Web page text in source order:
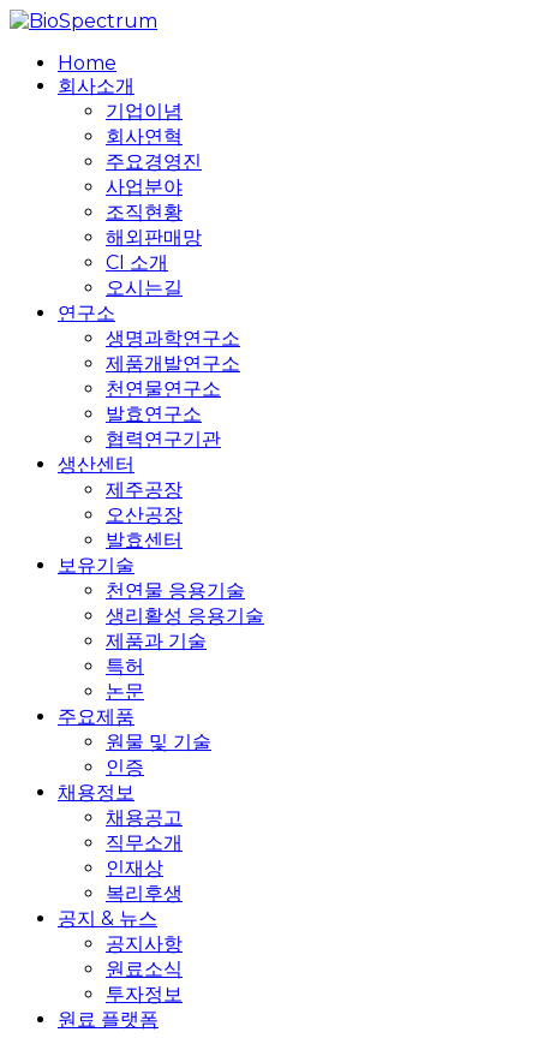
Skip
main
content
search
MenuHome
회사소개
기업이념
회사연혁
주요경영진
사업분야
조직현황
해외판매망
CI 소개
오시는길
연구소
생명과학연구소
제품개발연구소
천연물연구소
발효연구소
협력연구기관
생산센터
제주공장
오산공장
발효센터
보유기술
천연물 응용기술
생리활성 응용기술
제품과 기술
특허
논문
주요제품
원물 및 기술
인증
채용정보
채용공고
직무소개
인재상
복리후생
공지 & 뉴스
공지사항
원료소식
투자정보
원료 플랫폼